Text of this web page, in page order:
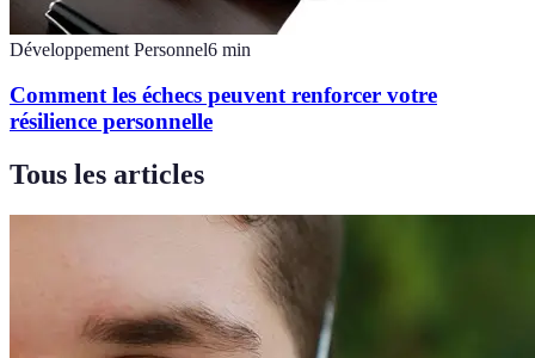
Développement Personnel6 min
Comment les échecs peuvent renforcer votre
résilience personnelle
Tous les articles